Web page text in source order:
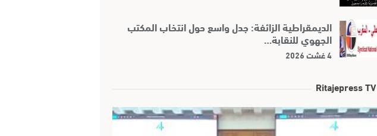
الديمقراطية الزائفة: جدل واسع حول انتخاب المكتب
الجهوي للنقابة…
4 غشت 2026
Ritajepress TV